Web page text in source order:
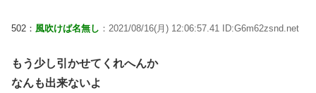
502： 風吹けば名無し ：2021/08/16(月) 12:06:57.41 ID:G6m62zsnd.net
もう少し引かせてくれへんか
なんも出来ないよ